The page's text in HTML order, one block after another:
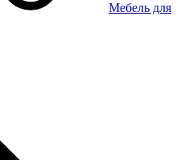
Мебель для